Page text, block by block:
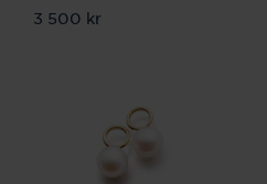
Pris:3 500 kr
3 500 kr